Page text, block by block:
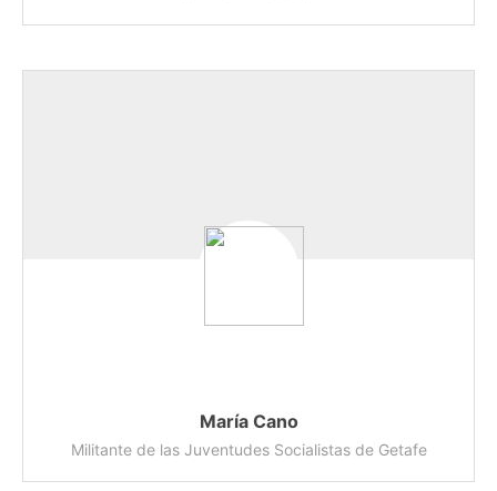
María Cano
Militante de las Juventudes Socialistas de Getafe